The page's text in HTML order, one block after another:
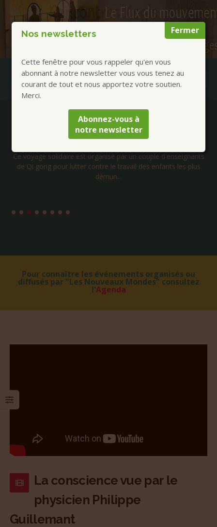
Fermer
Nos newsletters
Cette fenêtre pour vous rappeler qu'en vous
abonnant à notre newsletter vous vous tenez au
courant de tout et nous apportez votre soutien.
Merci.
Abonnez-vous à
notre newsletter
Publications à la Une !
Voyage solidaire au Cambodge – Janvier 2027
Ce voyage solidaire est organisé par un couple d'enseignants
de Qi gong pour lutter contre le travail des enfants les plus
démun...
Pour connaître les événements organisés ou
diffusés par "Les Nouveaux Mondes" consultez
l'Agenda
La conscience vue par le
physicien Philippe
Guillemant